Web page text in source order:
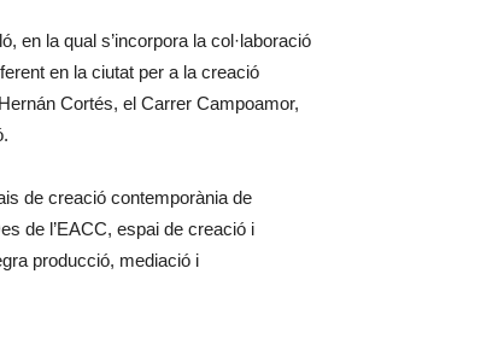
en la qual s’incorpora la col·laboració
en la ciutat per a la creació
Cortés, el Carrer Campoamor,
de creació contemporània de
de l’EACC, espai de creació i
producció, mediació i